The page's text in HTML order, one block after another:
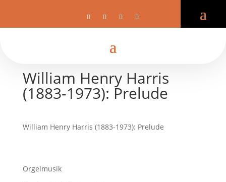
William Henry Harris
(1883-1973): Prelude
William Henry Harris (1883-1973): Prelude
Orgelmusik